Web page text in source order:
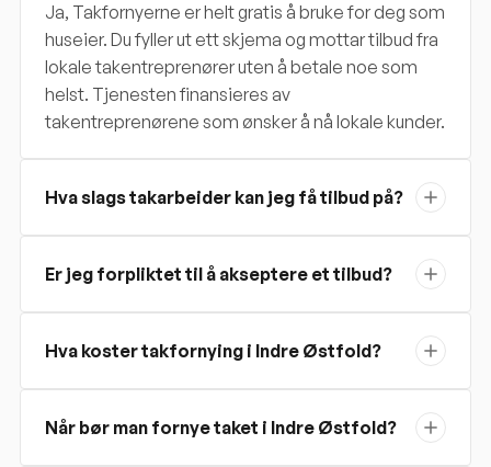
Ja, Takfornyerne er helt gratis å bruke for deg som
huseier. Du fyller ut ett skjema og mottar tilbud fra
lokale takentreprenører uten å betale noe som
helst. Tjenesten finansieres av
takentreprenørene som ønsker å nå lokale kunder.
Hva slags takarbeider kan jeg få tilbud på?
Er jeg forpliktet til å akseptere et tilbud?
Hva koster takfornying i Indre Østfold?
Når bør man fornye taket i Indre Østfold?